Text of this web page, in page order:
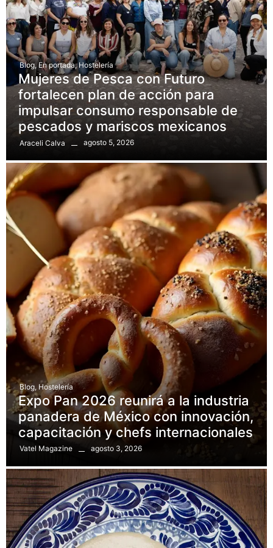
Blog, En portada, Hostelería
Mujeres de Pesca con Futuro
fortalecen plan de acción para
impulsar consumo responsable de
pescados y mariscos mexicanos
Araceli Calva agosto 5, 2026
Blog, Hostelería
Expo Pan 2026 reunirá a la industria
panadera de México con innovación,
capacitación y chefs internacionales
Vatel Magazine agosto 3, 2026